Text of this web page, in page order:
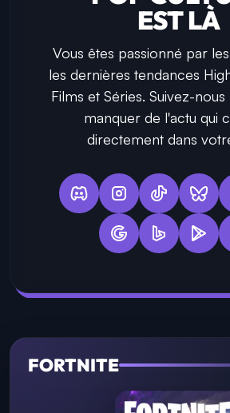
EST LÀ
Vous êtes passionné par
les dernières tendances
Films et Séries. Suivez-
manquer de l'actu qui
directement dans
FORTNITE